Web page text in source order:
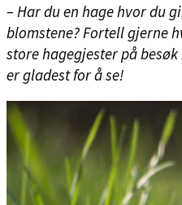
– Har du en hage hvor du
blomstene? Fortell gjerne
store hagegjester på
er gladest for å se!